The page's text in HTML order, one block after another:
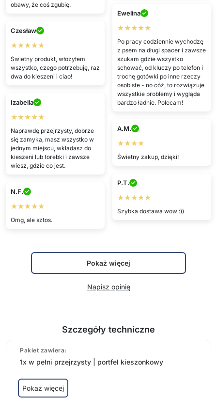
obawy, że coś zgubię.
Ewelina
★★★★★
Po pracy codziennie wychodzę
z psem na długi spacer i zawsze
szukam gdzie wszystko
schować, od kluczy po telefon i
trochę gotówki po inne rzeczy
osobiste - no cóż, to rozwiązuje
wszystkie problemy i wygląda
bardzo ładnie. Polecam!
Czesław
★★★★★
Świetny produkt, włożyłem
wszystko, czego potrzebuję, raz
dwa do kieszeni i ciao!
Izabella
★★★★★
Naprawdę przejrzysty, dobrze
się zamyka, masz wszystko w
jednym miejscu, wkładasz do
kieszeni lub torebki i zawsze
wiesz, gdzie co jest.
A.M.
★★★★
Świetny zakup, dzięki!
P.T.
★★★★★
Szybka dostawa wow :))
N.F.
★★★★★
Omg, ale sztos.
Pokaż więcej
Napisz opinię
Szczegóły techniczne
Pakiet zawiera:
1x w pełni przejrzysty | portfel kieszonkowy
Pokaż więcej